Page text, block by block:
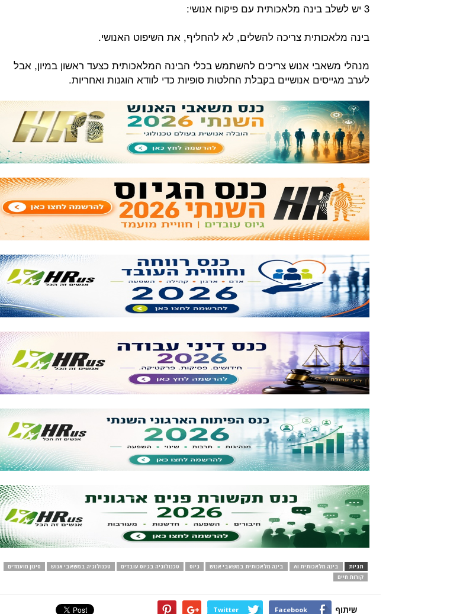
3 יש לשלב בינה מלאכותית עם פיקוח אנושי:
בינה מלאכותית צריכה להשלים, לא להחליף, את השיפוט האנושי.
מנהלי משאבי אנוש צריכים להשתמש בכלי הבינה המלאכותית כצעד ראשון במיון, אבל
לערב מגייסים אנושיים בקבלת החלטות סופיות כדי לוודא הוגנות ואחריות.
תגיות בינה מלאכותית AI בינה מלאכותית במשאבי אנוש גיוס טכנולוגיה בגיוס עובדים טכנולוגיה במשאבי אנוש
סינון מועמדים
קורות חיים
שיתוף Facebook
Twitter